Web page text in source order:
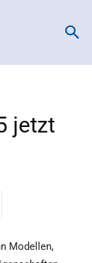
jetzt
Modellen,